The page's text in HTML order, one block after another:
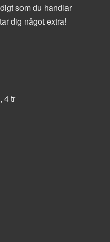
som du handlar
dig något extra!
4 tr